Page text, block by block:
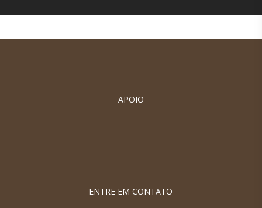
APOIO
ENTRE EM CONTATO